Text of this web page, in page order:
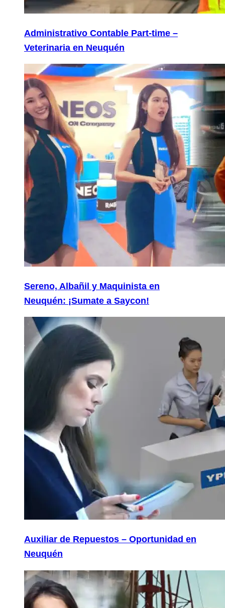
Administrativo Contable Part-time –
Veterinaria en Neuquén
Sereno, Albañil y Maquinista en
Neuquén: ¡Sumate a Saycon!
Auxiliar de Repuestos – Oportunidad en
Neuquén